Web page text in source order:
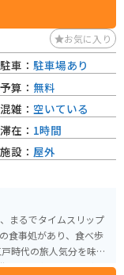
に感じることができま
桜や秋の紅葉シーズンは
お気に入り
まるでタイムスリップ
食事処があり、食べ歩
時代の旅人気分を味わ
並みを楽しむことがで
駐車： 駐車場あり
予算： 無料
混雑： 空いている
滞在： 1時間
施設： 屋外